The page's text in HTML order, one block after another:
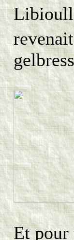
Et